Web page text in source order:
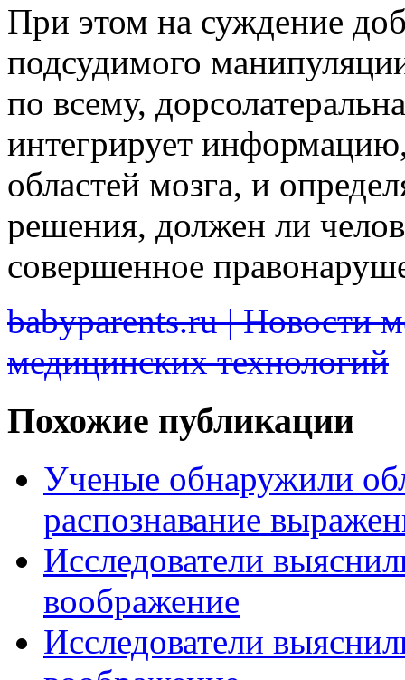
При этом на суждение
подсудимого
по всему,
интегрирует
областей мозга, и
решения, должен ли
совершенное
babyparents.ru | Новости
медицинских технологий
Похожие публикации
Ученые обнаружили
распознавание
Исследователи
воображение
Исследователи